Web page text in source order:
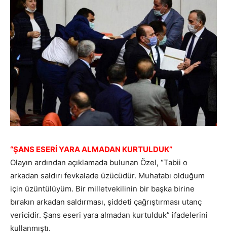
“ŞANS ESERİ YARA ALMADAN KURTULDUK”
Olayın ardından açıklamada bulunan Özel, “Tabii o
arkadan saldırı fevkalade üzücüdür. Muhatabı olduğum
için üzüntülüyüm. Bir milletvekilinin bir başka birine
bırakın arkadan saldırması, şiddeti çağrıştırması utanç
vericidir. Şans eseri yara almadan kurtulduk” ifadelerini
kullanmıştı.